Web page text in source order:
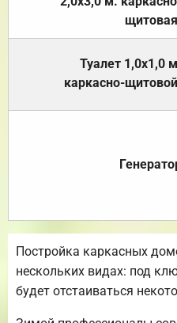
Туалет 1,0х1,0
каркасно-
Постройка каркасных
нескольких видах: под
будет отстаиваться